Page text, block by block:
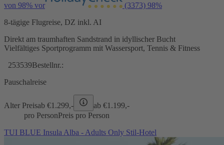
von 98% vor (3373) 98%
8-tägige Flugreise, DZ inkl. AI
Direkt am traumhaften Sandstrand in idyllischer Bucht
Vielfältiges Sportprogramm mit Wassersport, Tennis & Fitness
253539Bestellnr.:
Pauschalreise
Alter Preisab €1.299,- ab €1.199,-
pro PersonPreis pro Person
TUI BLUE Insula Alba - Adults Only Stil-Hotel